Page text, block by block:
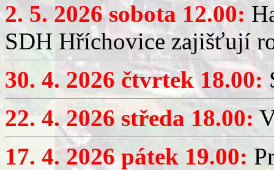
2. 5. 2026 sobota 12.00:
SDH Hříchovice zajišťují
30. 4. 2026 čtvrtek 18.00:
22. 4. 2026 středa 18.00:
17. 4. 2026 pátek 19.00: